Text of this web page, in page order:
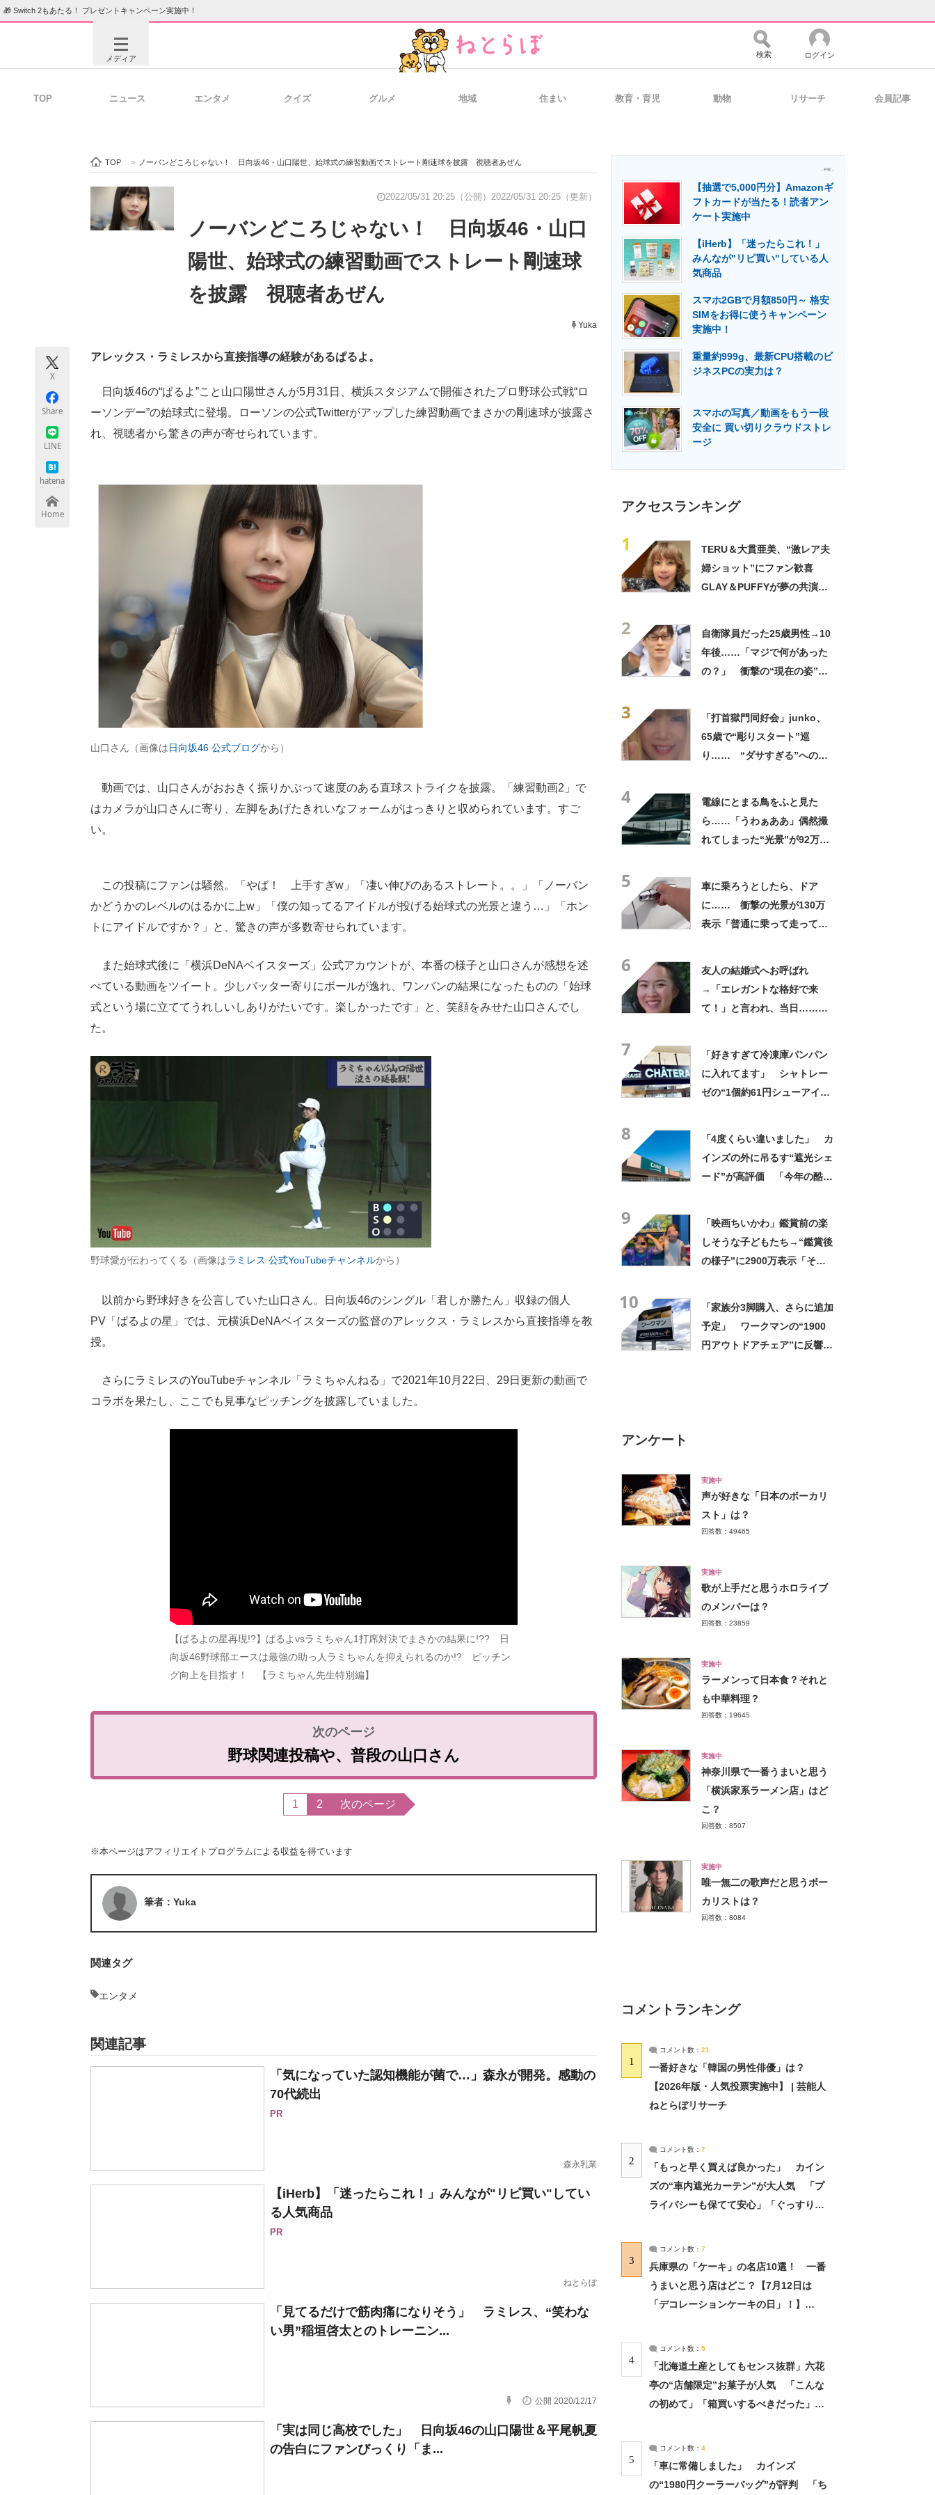
🎁 Switch 2もあたる！ プレゼントキャンペーン実施中！
メディア
ビジネスと働き方のヒント 経営リーダーのコミュニティ マーケ×ITの今がよく分かる
ITエンジニア向け専門サイト 企業向けIT製品の総合サイト IT製品の技術・比較・事例 製造業のIT導入・活用を支援
エネルギーの専門メディア 建設×テクノロジーの最前線
ちょっと気になるネットの話題
検索 ログイン
TOP ニュース エンタメ クイズ グルメ 地域 住まい 教育・育児 動物 リサーチ 会員記事
TOP > ノーバンどころじゃない！ 日向坂46・山口陽世、始球式の練習動画でストレート剛速球を披露 視聴者あぜん
2022/05/31 20:25（公開） 2022/05/31 20:25（更新）
ノーバンどころじゃない！ 日向坂46・山口
陽世、始球式の練習動画でストレート剛速球
を披露 視聴者あぜん
Yuka
X
Share
LINE
hatena
Home
アレックス・ラミレスから直接指導の経験があるぱるよ。
日向坂46の“ぱるよ”こと山口陽世さんが5月31日、横浜スタジアムで開催されたプロ野球公式戦“ロ
ーソンデー”の始球式に登場。ローソンの公式Twitterがアップした練習動画でまさかの剛速球が披露さ
れ、視聴者から驚きの声が寄せられています。
山口さん（画像は日向坂46 公式ブログから）
動画では、山口さんがおおきく振りかぶって速度のある直球ストライクを披露。「練習動画2」で
はカメラが山口さんに寄り、左脚をあげたきれいなフォームがはっきりと収められています。すご
い。
この投稿にファンは騒然。「やば！ 上手すぎw」「凄い伸びのあるストレート。。」「ノーバン
かどうかのレベルのはるかに上w」「僕の知ってるアイドルが投げる始球式の光景と違う…」「ホン
トにアイドルですか？」と、驚きの声が多数寄せられています。
また始球式後に「横浜DeNAベイスターズ」公式アカウントが、本番の様子と山口さんが感想を述
べている動画をツイート。少しバッター寄りにボールが逸れ、ワンバンの結果になったものの「始球
式という場に立ててうれしいしありがたいです。楽しかったです」と、笑顔をみせた山口さんでし
た。
野球愛が伝わってくる（画像はラミレス 公式YouTubeチャンネルから）
以前から野球好きを公言していた山口さん。日向坂46のシングル「君しか勝たん」収録の個人
PV「ぱるよの星」では、元横浜DeNAベイスターズの監督のアレックス・ラミレスから直接指導を教
授。
さらにラミレスのYouTubeチャンネル「ラミちゃんねる」で2021年10月22日、29日更新の動画で
コラボを果たし、ここでも見事なピッチングを披露していました。
【ぱるよの星再現!?】ぱるよvsラミちゃん1打席対決でまさかの結果に!?? 日
向坂46野球部エースは最強の助っ人ラミちゃんを抑えられるのか!? ピッチン
グ向上を目指す！ 【ラミちゃん先生特別編】
野球関連投稿や、普段の山口さん
1 2 次のページ
※本ページはアフィリエイトプログラムによる収益を得ています
筆者：Yuka
関連タグ
エンタメ
関連記事
「気になっていた認知機能が菌で…」森永が開発。感動の
70代続出
PR
森永乳業
【iHerb】「迷ったらこれ！」みんなが"リピ買い"してい
る人気商品
PR
ねとらぼ
「見てるだけで筋肉痛になりそう」 ラミレス、“笑わな
い男”稲垣啓太とのトレーニン...
公開 2020/12/17
「実は同じ高校でした」 日向坂46の山口陽世＆平尾帆夏
の告白にファンびっくり「ま...
- PR -
【抽選で5,000円分】Amazonギ
フトカードが当たる！読者アン
ケート実施中
【iHerb】「迷ったらこれ！」
みんなが"リピ買い"している人
気商品
スマホ2GBで月額850円～ 格安
SIMをお得に使うキャンペーン
実施中！
重量約999g、最新CPU搭載のビ
ジネスPCの実力は？
スマホの写真／動画をもう一段
安全に 買い切りクラウドストレ
ージ
アクセスランキング
1
TERU＆大貫亜美、“激レア夫
婦ショット”にファン歓喜
GLAY＆PUFFYが夢の共演
2
自衛隊員だった25歳男性→10
年後……「マジで何があった
の？」 衝撃の“現在の姿”が
3
「打首獄門同好会」junko、
65歳で“彫りスタート”巡
り…… “ダサすぎる”への持
4
電線にとまる鳥をふと見た
ら……「うわぁああ」偶然撮
れてしまった“光景”が92万再
5
車に乗ろうとしたら、ドア
に…… 衝撃の光景が130万
表示「普通に乗って走ってた
6
友人の結婚式へお呼ばれ
→「エレガントな格好で来
て！」と言われ、当日……ま
7
「好きすぎて冷凍庫パンパン
に入れてます」 シャトレー
ゼの“1個約61円シューアイ
8
「4度くらい違いました」 カ
インズの外に吊るす“遮光シェ
ード”が高評価 「今年の酷暑
9
「映画ちいかわ」鑑賞前の楽
しそうな子どもたち→“鑑賞後
の様子”に2900万表示「そう
10
「家族分3脚購入、さらに追加
予定」 ワークマンの“1900
円アウトドアチェア”に反響
アンケート
実施中
声が好きな「日本のボーカリ
スト」は？
回答数：49465
実施中
歌が上手だと思うホロライブ
のメンバーは？
回答数：23859
実施中
ラーメンって日本食？それと
も中華料理？
回答数：19645
実施中
神奈川県で一番うまいと思う
「横浜家系ラーメン店」はど
こ？
回答数：8507
実施中
唯一無二の歌声だと思うボー
カリストは？
回答数：8084
コメントランキング
1
コメント数： 21
一番好きな「韓国の男性俳優」は？
【2026年版・人気投票実施中】 | 芸能人
ねとらぼリサーチ
2
コメント数： 7
「もっと早く買えば良かった」 カイン
ズの“車内遮光カーテン”が大人気 「プ
ライバシーも保てて安心」「ぐっすり眠
3
コメント数： 7
兵庫県の「ケーキ」の名店10選！ 一番
うまいと思う店はどこ？【7月12日は
「デコレーションケーキの日」！】
4
コメント数： 5
「北海道土産としてもセンス抜群」六花
亭の“店舗限定”お菓子が人気 「こんな
の初めて」「箱買いするべきだった」
5
コメント数： 4
「車に常備しました」 カインズ
の“1980円クーラーバッグ”が評判 「ち